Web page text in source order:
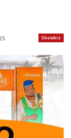
Showbiz